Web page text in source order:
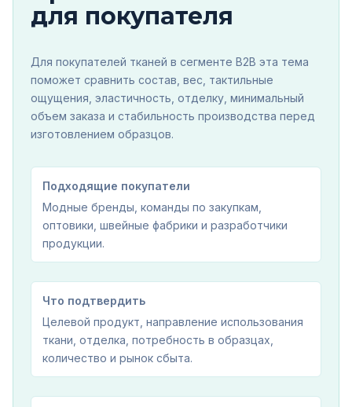
для покупателя
Для покупателей тканей в сегменте B2B эта тема
поможет сравнить состав, вес, тактильные
ощущения, эластичность, отделку, минимальный
объем заказа и стабильность производства перед
изготовлением образцов.
Подходящие покупатели
Модные бренды, команды по закупкам,
оптовики, швейные фабрики и разработчики
продукции.
Что подтвердить
Целевой продукт, направление использования
ткани, отделка, потребность в образцах,
количество и рынок сбыта.